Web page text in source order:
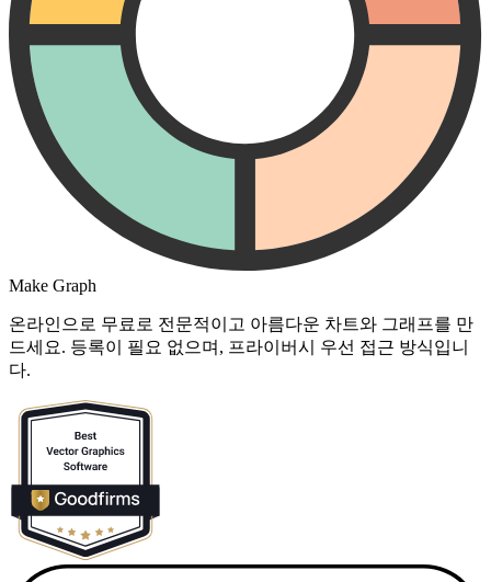
Make Graph
온라인으로 무료로 전문적이고 아름다운 차트와 그래프를 만
드세요. 등록이 필요 없으며, 프라이버시 우선 접근 방식입니
다.